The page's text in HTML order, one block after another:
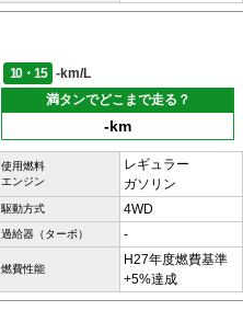
10・15
-km/L
満タンでどこまで走る？
-km
使用燃料
エンジン
レギュラー
ガソリン
駆動方式 4WD
過給器（ターボ） -
燃費性能
H27年度燃費基準
+5%達成